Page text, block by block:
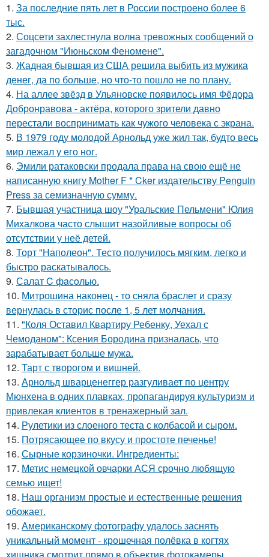
1. За последние пять лет в России построено более 6
тыс.
2. Соцсети захлестнула волна тревожных сообщений о
загадочном "Июньском Феномене".
3. Жадная бывшая из США решила выбить из мужика
денег, да по больше, но что-то пошло не по плану.
4. На аллее звёзд в Ульяновске появилось имя Фёдора
Добронравова - актёра, которого зрители давно
перестали воспринимать как чужого человека с экрана.
5. В 1979 году молодой Арнольд уже жил так, будто весь
мир лежал у его ног.
6. Эмили ратаковски продала права на свою ещё не
написанную книгу Mother F * Cker издательству Penguin
Press за семизначную сумму.
7. Бывшая участница шоу "Уральские Пельмени" Юлия
Михалкова часто слышит назойливые вопросы об
отсутствии у неё детей.
8. Торт "Наполеон". Тесто получилось мягким, легко и
быстро раскатывалось.
9. Салат C фaсoлью.
10. Митрошина наконец - то сняла браслет и сразу
вернулась в сторис после 1, 5 лет молчания.
11. "Коля Оставил Квартиру Ребенку, Уехал с
Чемоданом": Ксения Бородина призналась, что
зарабатывает больше мужа.
12. Тарт с творогом и вишней.
13. Арнольд шварценеггер разгуливает по центру
Мюнхена в одних плавках, пропагандируя культуризм и
привлекая клиентов в тренажерный зал.
14. Рулетики из слоеного теста с колбасой и сыром.
15. Потрясающее по вкусу и простоте печенье!
16. Сырные корзиночки. Ингредиенты:
17. Метис немецкой овчарки АСЯ срочно любящую
семью ищет!
18. Наш организм простые и естественные решения
обожает.
19. Американскому фотографу удалось заснять
уникальный момент - крошечная полёвка в когтях